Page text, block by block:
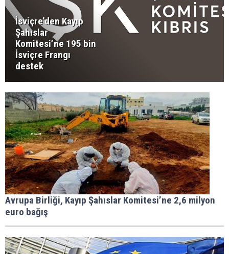
İsviçre’den Kayıp
Şahıslar
Komitesi’ne 195 bin
İsviçre Frangı
destek
Avrupa Birliği, Kayıp Şahıslar Komitesi’ne 2,6 milyon
euro bağış